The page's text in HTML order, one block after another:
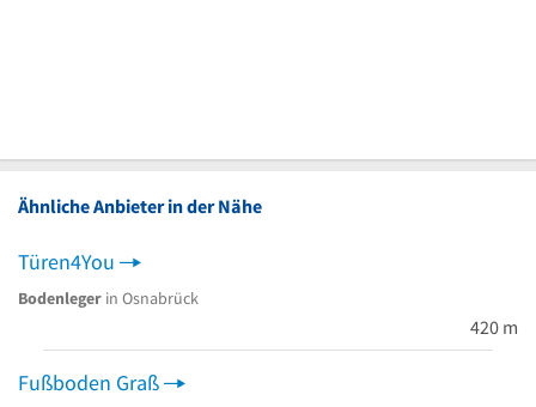
Ähnliche Anbieter in der Nähe
Türen4You
Bodenleger in Osnabrück
420 m
Fußboden Graß